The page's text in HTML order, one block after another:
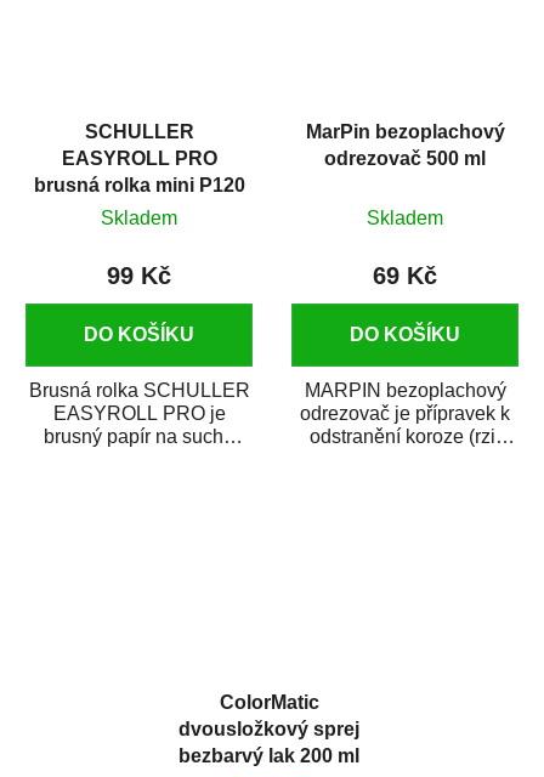
SCHULLER
EASYROLL PRO
brusná rolka mini P120
Skladem
99 Kč
DO KOŠÍKU
Brusná rolka SCHULLER
EASYROLL PRO je
brusný papír na suché
MarPin bezoplachový
odrezovač 500 ml
Skladem
69 Kč
DO KOŠÍKU
MARPIN bezoplachový
odrezovač je přípravek k
odstranění koroze (rzi)
ColorMatic
dvousložkový sprej
bezbarvý lak 200 ml